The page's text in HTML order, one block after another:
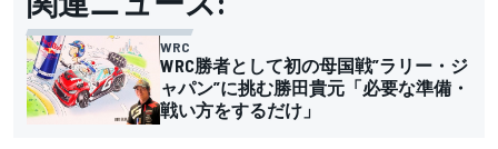
WRC
WRC勝者として初の母国戦”ラリー・ジ
ャパン”に挑む勝田貴元「必要な準備・
戦い方をするだけ」